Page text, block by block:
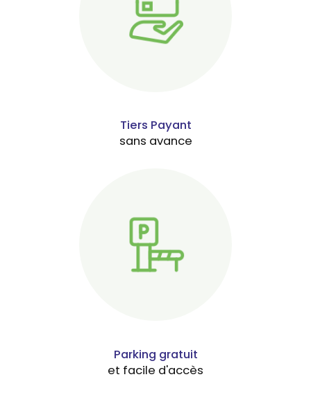
Tiers Payant
sans avance
Parking gratuit
et facile d'accès